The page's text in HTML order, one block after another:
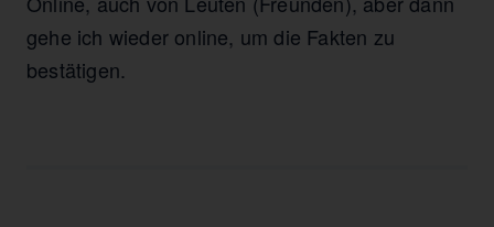
gehe ich wieder online, um die Fakten zu
bestätigen.